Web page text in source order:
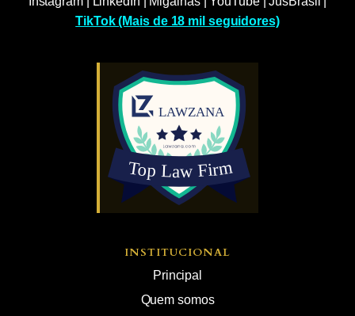
TikTok (Mais de 18 mil seguidores)
INSTITUCIONAL
Principal
Quem somos